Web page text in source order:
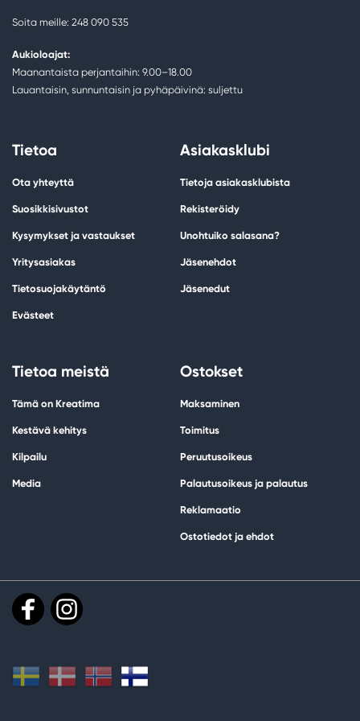
Soita meille: 248 090 535
Aukioloajat:
Maanantaista perjantaihin: 9.00–18.00
Lauantaisin, sunnuntaisin ja pyhäpäivinä: suljettu
Tietoa
Ota yhteyttä
Suosikkisivustot
Kysymykset ja vastaukset
Yritysasiakas
Tietosuojakäytäntö
Evästeet
Asiakasklubi
Tietoja asiakasklubista
Rekisteröidy
Unohtuiko salasana?
Jäsenehdot
Jäsenedut
Tietoa meistä
Tämä on Kreatima
Kestävä kehitys
Kilpailu
Media
Ostokset
Maksaminen
Toimitus
Peruutusoikeus
Palautusoikeus ja palautus
Reklamaatio
Ostotiedot ja ehdot